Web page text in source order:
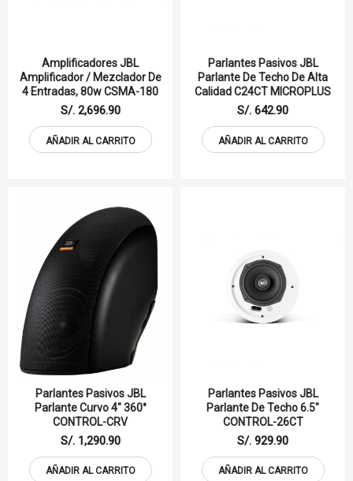
Amplificadores JBL
Amplificador / Mezclador De
4 Entradas, 80w CSMA-180
S/. 2,696.90
AÑADIR AL CARRITO
Parlantes Pasivos JBL
Parlante De Techo De Alta
Calidad C24CT MICROPLUS
S/. 642.90
AÑADIR AL CARRITO
Parlantes Pasivos JBL
Parlante Curvo 4" 360°
CONTROL-CRV
S/. 1,290.90
AÑADIR AL CARRITO
Parlantes Pasivos JBL
Parlante De Techo 6.5"
CONTROL-26CT
S/. 929.90
AÑADIR AL CARRITO